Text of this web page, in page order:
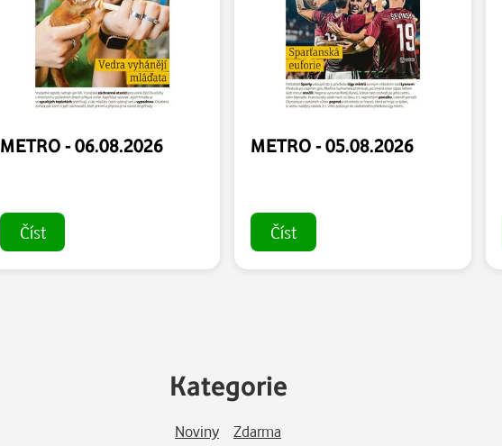
METRO - 06.08.2026
Číst
METRO - 05.08.2026
Číst
Kategorie
Noviny Zdarma